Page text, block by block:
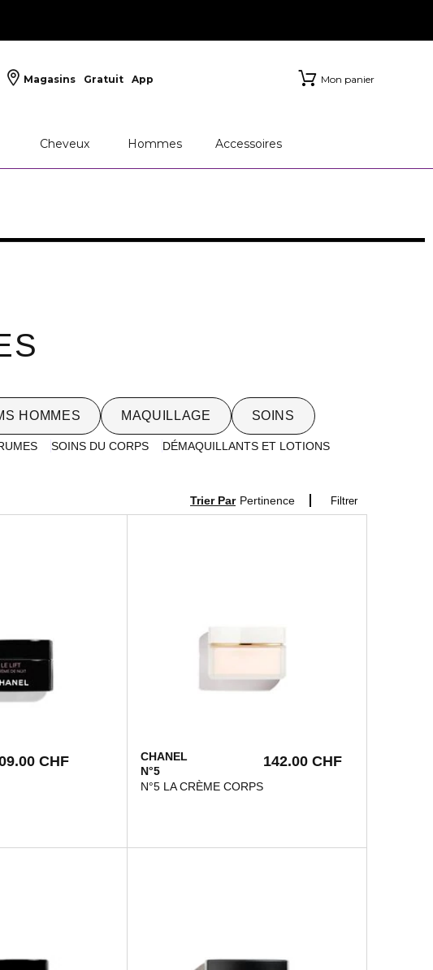
Magasins Gratuit App Mon panier
Cheveux Hommes Accessoires
HOMMES MAQUILLAGE SOINS
SOINS DU CORPS DÉMAQUILLANTS ET LOTIONS
Filtrer
Trier Par Pertinence
CHF
CHANEL
N°5
N°5 LA CRÈME CORPS
142.00 CHF